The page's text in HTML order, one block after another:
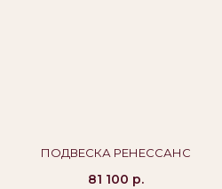
ПОДВЕСКА РЕНЕССАНС
81 100 р.